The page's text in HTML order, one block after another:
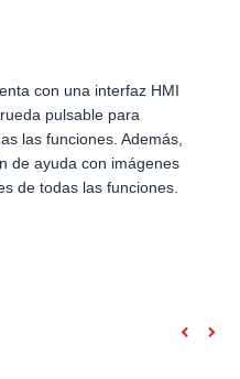
con una interfaz HMI
pulsable para
las funciones. Además,
de ayuda con imágenes
de todas las funciones.